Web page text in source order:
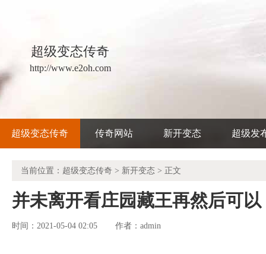
超级变态传奇
http://www.e2oh.com
超级变态传奇 传奇网站 新开变态 超级发
当前位置： 超级变态传奇 > 新开变态 > 正文
并未离开看庄园藏王再然后可以
时间：2021-05-04 02:05 作者： admin